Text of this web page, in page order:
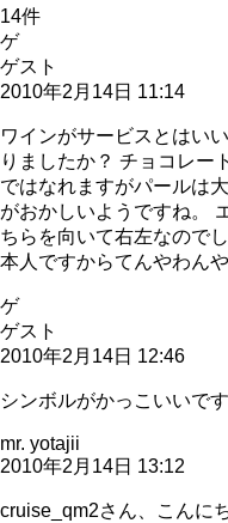
14件
ゲ
ゲスト
2010年2月14日 11:14
ワインがサービスとはい
りましたか？ チョコレー
ではなれますがパールは
がおかしいようですね。
ちらを向いて右左なので
本人ですからてんやわん
ゲ
ゲスト
2010年2月14日 12:46
シンボルがかっこいいで
mr. yotajii
2010年2月14日 13:12
cruise_qm2さん、こんに